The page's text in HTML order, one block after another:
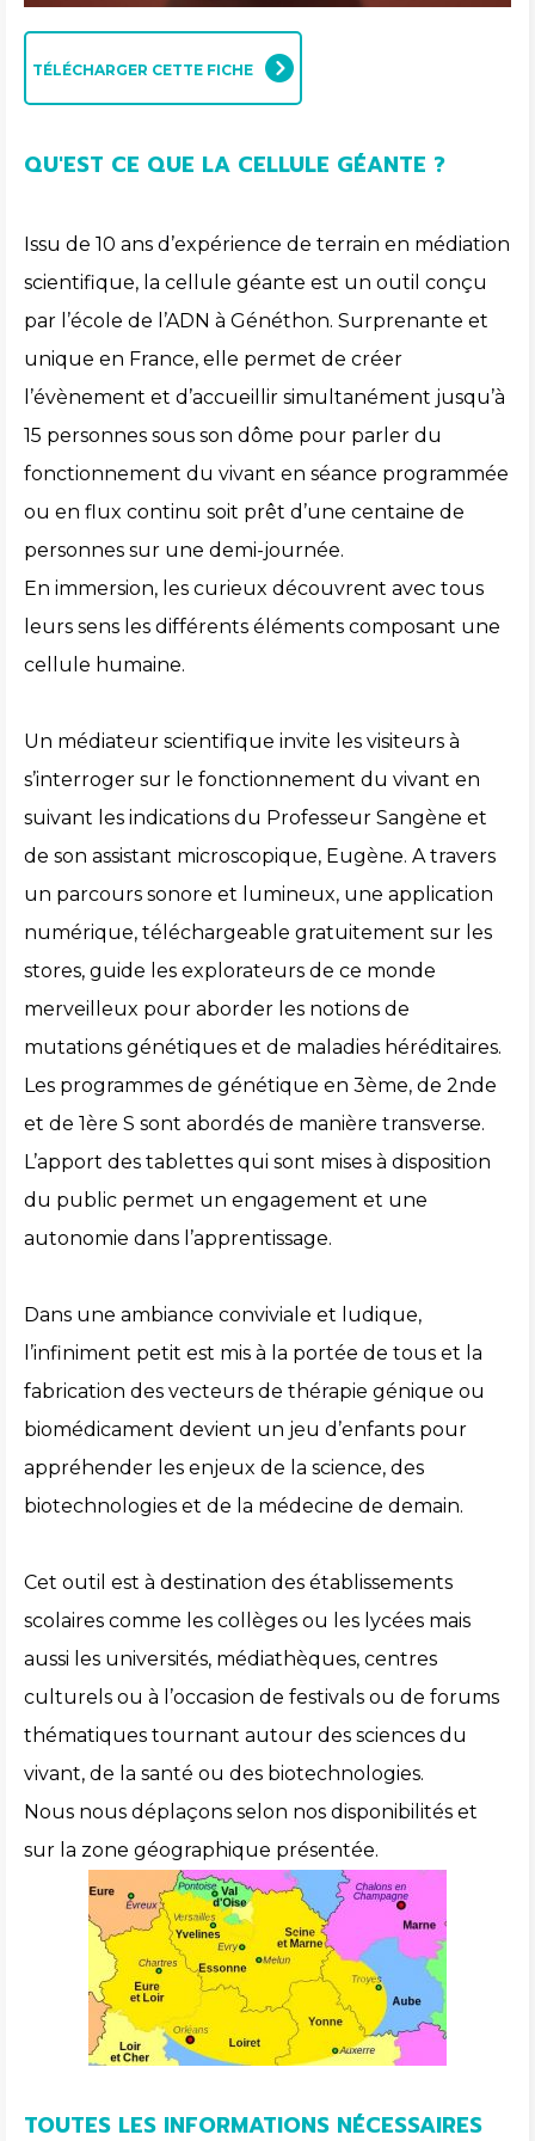
TÉLÉCHARGER CETTE FICHE
QU'EST CE QUE LA CELLULE GÉANTE ?
Issu de 10 ans d’expérience de terrain en médiation
scientifique, la cellule géante est un outil conçu
par l’école de l’ADN à Généthon. Surprenante et
unique en France, elle permet de créer
l’évènement et d’accueillir simultanément jusqu’à
15 personnes sous son dôme pour parler du
fonctionnement du vivant en séance programmée
ou en flux continu soit prêt d’une centaine de
personnes sur une demi-journée.
En immersion, les curieux découvrent avec tous
leurs sens les différents éléments composant une
cellule humaine.
Un médiateur scientifique invite les visiteurs à
s’interroger sur le fonctionnement du vivant en
suivant les indications du Professeur Sangène et
de son assistant microscopique, Eugène. A travers
un parcours sonore et lumineux, une application
numérique, téléchargeable gratuitement sur les
stores, guide les explorateurs de ce monde
merveilleux pour aborder les notions de
mutations génétiques et de maladies héréditaires.
Les programmes de génétique en 3ème, de 2nde
et de 1ère S sont abordés de manière transverse.
L’apport des tablettes qui sont mises à disposition
du public permet un engagement et une
autonomie dans l’apprentissage.
Dans une ambiance conviviale et ludique,
l’infiniment petit est mis à la portée de tous et la
fabrication des vecteurs de thérapie génique ou
biomédicament devient un jeu d’enfants pour
appréhender les enjeux de la science, des
biotechnologies et de la médecine de demain.
Cet outil est à destination des établissements
scolaires comme les collèges ou les lycées mais
aussi les universités, médiathèques, centres
culturels ou à l’occasion de festivals ou de forums
thématiques tournant autour des sciences du
vivant, de la santé ou des biotechnologies.
Nous nous déplaçons selon nos disponibilités et
sur la zone géographique présentée.
TOUTES LES INFORMATIONS NÉCESSAIRES